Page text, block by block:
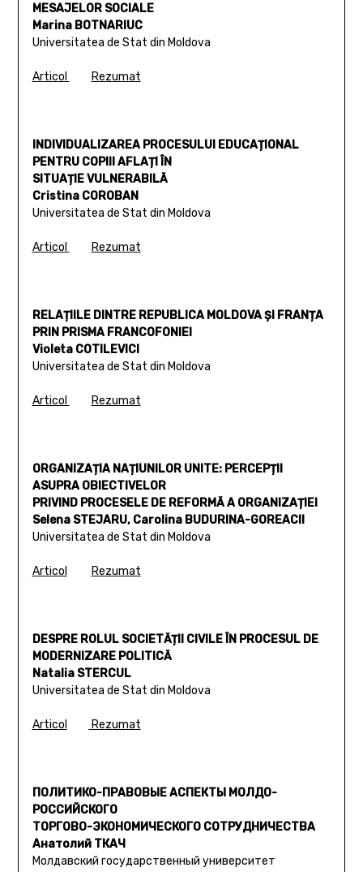
MESAJELOR SOCIALE
Marina BOTNARIUC
Universitatea de Stat din Moldova
Articol Rezumat
INDIVIDUALIZAREA PROCESULUI EDUCAȚIONAL
PENTRU COPIII AFLAȚI ÎN
SITUAȚIE VULNERABILĂ
Cristina COROBAN
Universitatea de Stat din Moldova
Articol Rezumat
RELAȚIILE DINTRE REPUBLICA MOLDOVA ȘI FRANȚA
PRIN PRISMA FRANCOFONIEI
Violeta COTILEVICI
Universitatea de Stat din Moldova
Articol Rezumat
ORGANIZAȚIA NAȚIUNILOR UNITE: PERCEPȚII
ASUPRA OBIECTIVELOR
PRIVIND PROCESELE DE REFORMĂ A ORGANIZAȚIEI
Selena STEJARU, Carolina BUDURINA-GOREACII
Universitatea de Stat din Moldova
Articol Rezumat
DESPRE ROLUL SOCIETĂȚII CIVILE ÎN PROCESUL DE
MODERNIZARE POLITICĂ
Natalia STERCUL
Universitatea de Stat din Moldova
Articol Rezumat
ПОЛИТИКО-ПРАВОВЫЕ АСПЕКТЫ МОЛДО-
РОССИЙСКОГО
ТОРГОВО-ЭКОНОМИЧЕСКОГО СОТРУДНИЧЕСТВА
Анатолий ТКАЧ
Молдавский государственный университет